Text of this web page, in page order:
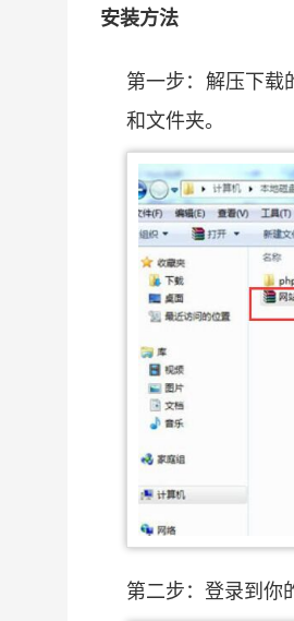
安装方法
第一步：解压下载
和文件夹。
第二步：登录到你